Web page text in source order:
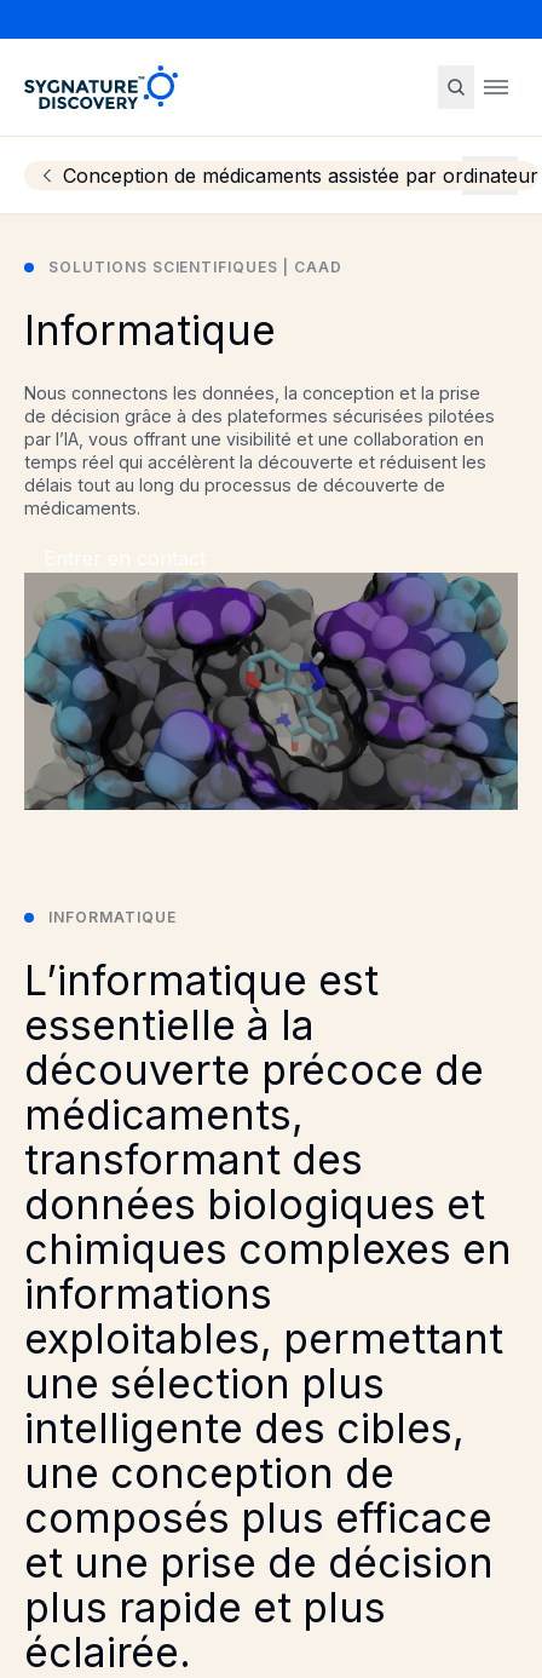
Sygnature
Conception de médicaments assistée par ordinateur
More
SOLUTIONS SCIENTIFIQUES | CAAD
Informatique
Nous connectons les données, la conception et la prise
de décision grâce à des plateformes sécurisées pilotées
par l’IA, vous offrant une visibilité et une collaboration en
temps réel qui accélèrent la découverte et réduisent les
délais tout au long du processus de découverte de
médicaments.
INFORMATIQUE
L’informatique est
essentielle à la
découverte précoce de
médicaments,
transformant des
données biologiques et
chimiques complexes en
informations
exploitables, permettant
une sélection plus
intelligente des cibles,
une conception de
composés plus efficace
et une prise de décision
plus rapide et plus
éclairée.